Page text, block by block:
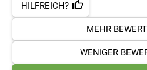
HILFREICH?
MEHR
WENIGER